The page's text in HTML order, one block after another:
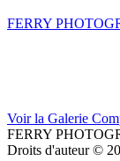
FERRY
Voir la Galerie
FERRY
Droits d'auteur ©